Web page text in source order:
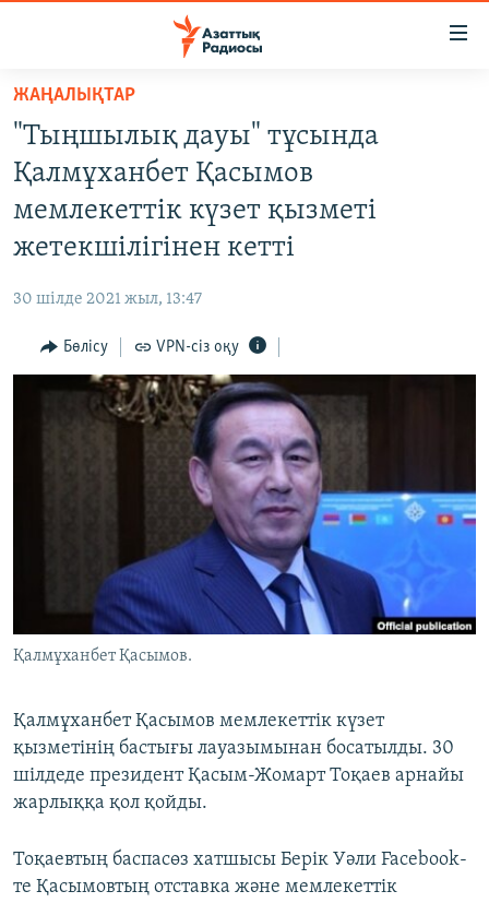
Skip
main
content
to
main
Skip
Search
ЖАҢАЛЫҚТАР
САЯСАТ
AZATTYQTV
ҚАҢТАР ОҚИҒАСЫ
ӘЛЕУМЕТ
ӘЛЕМ
АРНАЙЫ ЖОБАЛАР
Басқа тілдерде
ЖАҢАЛЫҚТАР
"Тыңшылық дауы" тұсында
Қалмұханбет Қасымов
мемлекеттік күзет қызметі
жетекшілігінен кетті
30 шілде 2021 жыл, 13:47
Бөлісу VPN-сіз оқу
Қалмұханбет Қасымов.
Қалмұханбет Қасымов мемлекеттік күзет
қызметінің бастығы лауазымынан босатылды. 30
шілдеде президент Қасым-Жомарт Тоқаев арнайы
жарлыққа қол қойды.
Тоқаевтың баспасөз хатшысы Берік Уәли Facebook-
те Қасымовтың отставка және мемлекеттік